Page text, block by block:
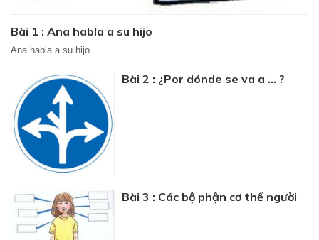
Bài 1 : Ana habla a su hijo
Ana habla a su hijo
Bài 2 : ¿Por dónde se va a ... ?
Bài 3 : Các bộ phận cơ thể người